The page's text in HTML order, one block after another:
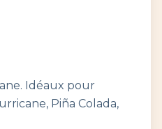
Idéaux pour
Piña Colada,